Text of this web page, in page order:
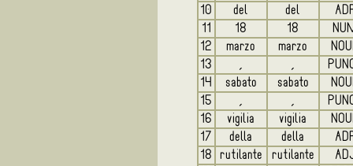
10
del del
11
18 18
12
marzo marzo
13
, ,
14
sabato sabato
15
, ,
16
vigilia vigilia
17
della della
18
rutilante rutilante